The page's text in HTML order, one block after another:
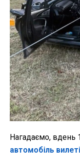
Нагадаємо, вдень
автомобіль